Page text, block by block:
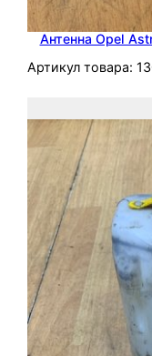
Антенна Opel
Артикул товара: